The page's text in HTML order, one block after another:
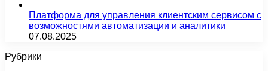
Платформа для управления клиентским сервисом с
возможностями автоматизации и аналитики
07.08.2025
Рубрики